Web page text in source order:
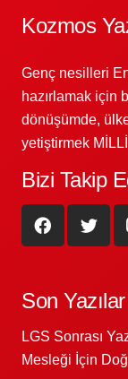
Kozmos
Genç nesilleri
hazırlamak için
dönüşümde,
yetiştirmek
Bizi Takip
Son Yazılar
LGS Sonrası
Mesleği İçin